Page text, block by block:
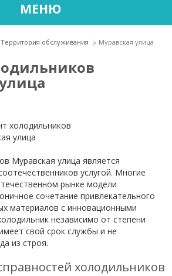
МЕНЮ
Территория обслуживания Муравская улица
Муравская улица является
услугой. Многие
рынке модели
сочетание привлекательного
материалов с инновационными
независимо от степени
свой срок службы и не
из строя.
холодильников